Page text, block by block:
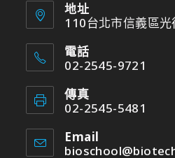
地址
110台北市信義區
電話
02-2545-9721
傳真
02-2545-5481
Email